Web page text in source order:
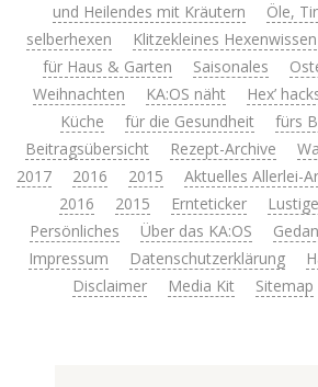
und Heilendes mit Kräutern
Öle,
selberhexen
Klitzekleines Hexenwissen
für Haus & Garten
Saisonales
Weihnachten
KA:OS näht Hex’
Küche
für die Gesundheit fürs
Beitragsübersicht
Rezept-Archive
2017
2016 2015 Aktuelles Allerlei-
2016
2015 Ernteticker
Persönliches
Über das KA:OS
Impressum
Datenschutzerklärung
Disclaimer
Media Kit Sitemap